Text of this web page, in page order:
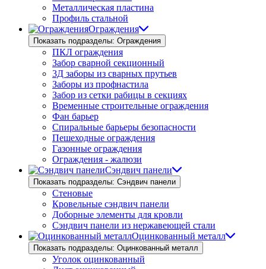
Металлическая пластина
Профиль стальной
Ограждения
Показать подразделы: Ограждения
ПКЛ ограждения
Забор сварной секционный
3Д заборы из сварных прутьев
Заборы из профнастила
Забор из сетки рабицы в секциях
Временные строительные ограждения
Фан барьер
Спиральные барьеры безопасности
Пешеходные ограждения
Газонные ограждения
Ограждения - жалюзи
Сэндвич панели
Показать подразделы: Сэндвич панели
Стеновые
Кровельные сэндвич панели
Доборные элементы для кровли
Сэндвич панели из нержавеющей стали
Оцинкованный металл
Показать подразделы: Оцинкованный металл
Уголок оцинкованный